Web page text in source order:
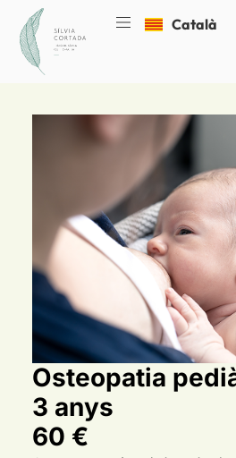
Català
Español
Osteopatia
3 anys
60 €